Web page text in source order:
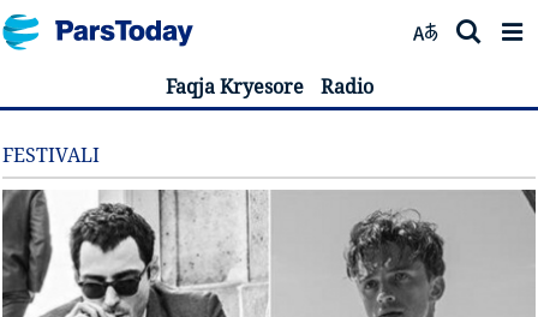
Faqja Kryesore Radio
FESTIVALI